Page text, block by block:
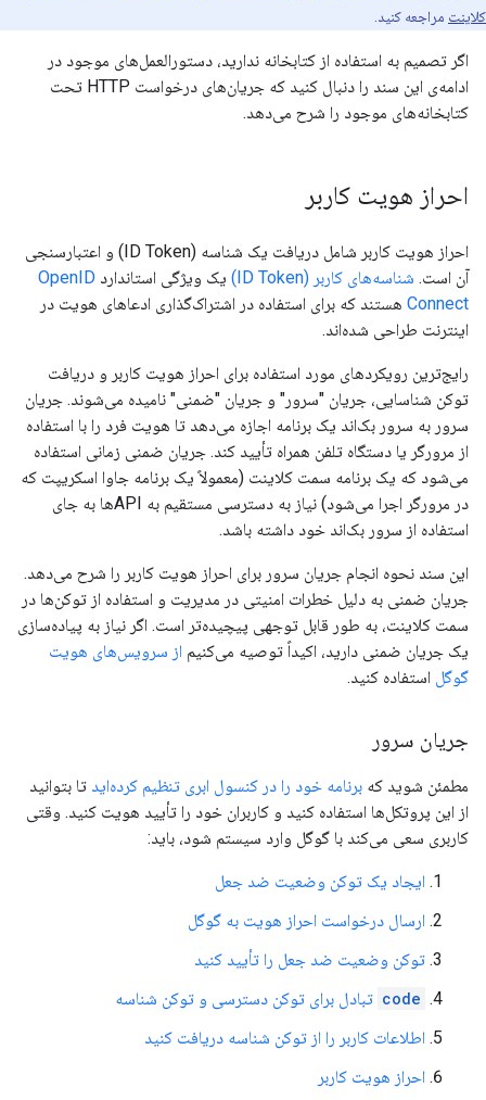
کلاینت مراجعه کنید.
اگر تصمیم به استفاده از کتابخانه ندارید، دستورالعمل‌های موجود در
ادامه‌ی این سند را دنبال کنید که جریان‌های درخواست HTTP تحت
کتابخانه‌های موجود را شرح می‌دهد.
احراز هویت کاربر
احراز هویت کاربر شامل دریافت یک شناسه (ID Token) و اعتبارسنجی
آن است. شناسه‌های کاربر (ID Token) یک ویژگی استاندارد OpenID
Connect هستند که برای استفاده در اشتراک‌گذاری ادعاهای هویت در
اینترنت طراحی شده‌اند.
رایج‌ترین رویکردهای مورد استفاده برای احراز هویت کاربر و دریافت
توکن شناسایی، جریان "سرور" و جریان "ضمنی" نامیده می‌شوند. جریان
سرور به سرور بک‌اند یک برنامه اجازه می‌دهد تا هویت فرد را با استفاده
از مرورگر یا دستگاه تلفن همراه تأیید کند. جریان ضمنی زمانی استفاده
می‌شود که یک برنامه سمت کلاینت (معمولاً یک برنامه جاوا اسکریپت که
در مرورگر اجرا می‌شود) نیاز به دسترسی مستقیم به APIها به جای
استفاده از سرور بک‌اند خود داشته باشد.
این سند نحوه انجام جریان سرور برای احراز هویت کاربر را شرح می‌دهد.
جریان ضمنی به دلیل خطرات امنیتی در مدیریت و استفاده از توکن‌ها در
سمت کلاینت، به طور قابل توجهی پیچیده‌تر است. اگر نیاز به پیاده‌سازی
یک جریان ضمنی دارید، اکیداً توصیه می‌کنیم از سرویس‌های هویت
گوگل استفاده کنید.
جریان سرور
مطمئن شوید که برنامه خود را در کنسول ابری تنظیم کرده‌اید تا بتوانید
از این پروتکل‌ها استفاده کنید و کاربران خود را تأیید هویت کنید. وقتی
کاربری سعی می‌کند با گوگل وارد سیستم شود، باید:
ایجاد یک توکن وضعیت ضد جعل
ارسال درخواست احراز هویت به گوگل
توکن وضعیت ضد جعل را تأیید کنید
code تبادل برای توکن دسترسی و توکن شناسه
اطلاعات کاربر را از توکن شناسه دریافت کنید
احراز هویت کاربر